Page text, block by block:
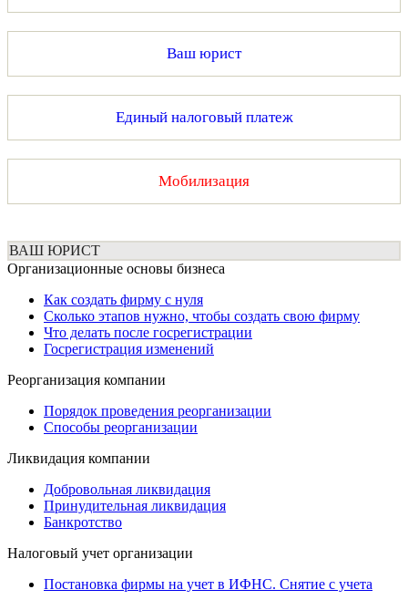
Ваш юрист
Единый налоговый платеж
Мобилизация
ВАШ ЮРИСТ
Организационные основы бизнеса
Как создать фирму с нуля
Сколько этапов нужно, чтобы создать свою фирму
Что делать после госрегистрации
Госрегистрация изменений
Реорганизация компании
Порядок проведения реорганизации
Способы реорганизации
Ликвидация компании
Добровольная ликвидация
Принудительная ликвидация
Банкротство
Налоговый учет организации
Постановка фирмы на учет в ИФНС. Снятие с учета